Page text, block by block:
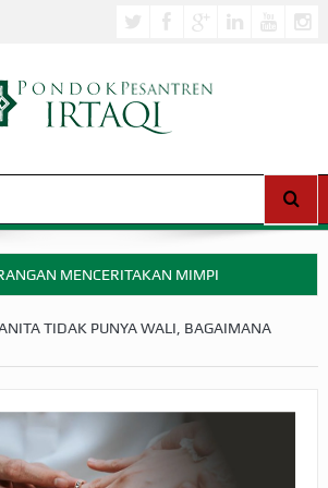
MENCERITAKAN MIMPI
MENJELANG PERANG BADAR
WAJIB?
DI DUNIA!
TIDAK PUNYA WALI, BAGAIMANA